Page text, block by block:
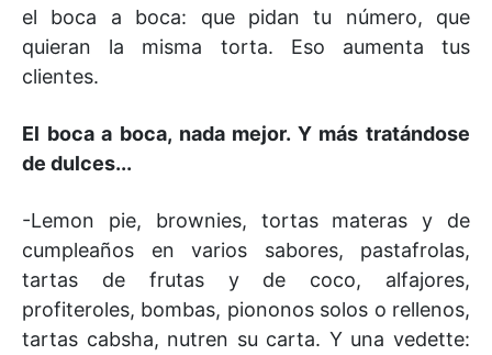
el boca a boca: que pidan tu número, que
quieran la misma torta. Eso aumenta tus
clientes.
El boca a boca, nada mejor. Y más tratándose
de dulces...
-Lemon pie, brownies, tortas materas y de
cumpleaños en varios sabores, pastafrolas,
tartas de frutas y de coco, alfajores,
profiteroles, bombas, piononos solos o rellenos,
tartas cabsha, nutren su carta. Y una vedette: